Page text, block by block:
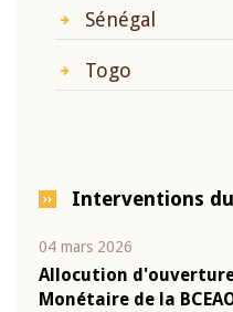
Sénégal
Togo
Interventions
04 mars 2026
Allocution
Monétaire de la